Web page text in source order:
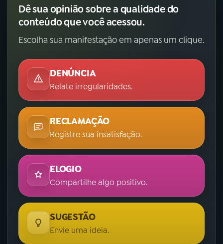
Dê sua opinião sobre a qualidade do
conteúdo que você acessou.
Escolha sua manifestação em apenas um clique.
DENÚNCIA
Relate irregularidades.
RECLAMAÇÃO
Registre sua insatisfação.
ELOGIO
Compartilhe algo positivo.
SUGESTÃO
Envie uma ideia.